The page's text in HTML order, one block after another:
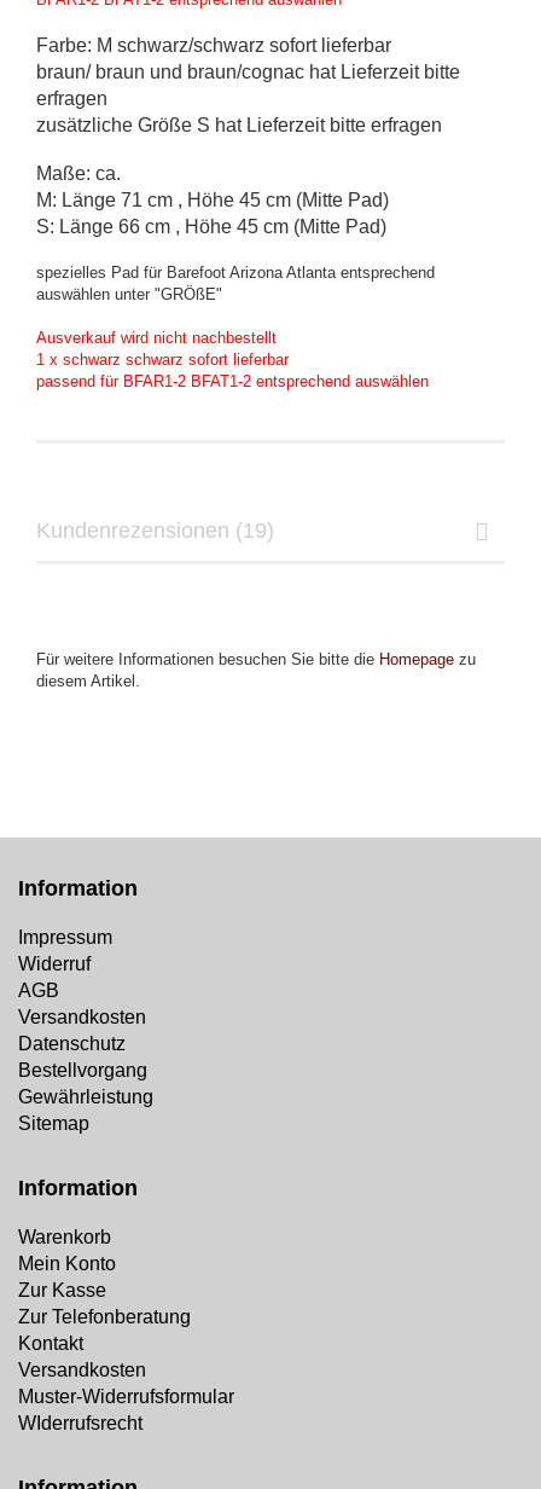
Farbe: M schwarz/schwarz sofort lieferbar
braun/ braun und braun/cognac hat Lieferzeit bitte
erfragen
zusätzliche Größe S hat Lieferzeit bitte erfragen
Maße: ca.
M: Länge 71 cm , Höhe 45 cm (Mitte Pad)
S: Länge 66 cm , Höhe 45 cm (Mitte Pad)
spezielles Pad für Barefoot Arizona Atlanta entsprechend
auswählen unter "GRÖßE"
Ausverkauf wird nicht nachbestellt
1 x schwarz schwarz sofort lieferbar
passend für BFAR1-2 BFAT1-2 entsprechend auswählen
Kundenrezensionen (19)
Für weitere Informationen besuchen Sie bitte die Homepage zu
diesem Artikel.
Information
Impressum
Widerruf
AGB
Versandkosten
Datenschutz
Bestellvorgang
Gewährleistung
Sitemap
Information
Warenkorb
Mein Konto
Zur Kasse
Zur Telefonberatung
Kontakt
Versandkosten
Muster-Widerrufsformular
WIderrufsrecht